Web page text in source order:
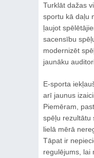
Turklāt dažas
sportu kā daļu
ļaujot
sacensību
modernizēt
jaunāku
E-sporta
arī jaunus
Piemēram,
spēļu rezultātu
lielā mērā
Tāpat ir
regulējums, lai